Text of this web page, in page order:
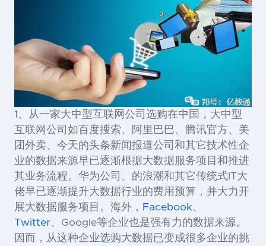
1 、从一家大中型互联网公司选购在中国，大中型
互联网公司如百度搜索、阿里巴巴、腾讯官方、美
团外卖、今天的头条新闻报道公司和其它技术性企
业的数据来源早已逐渐根据大数据服务项目和推进
其业务流程。华为公司、的浪潮和其它传统式 IT大
佬早已逐渐提升大数据行业的费用预算，并大力开
展大数据服务项目。 海外， Facebook、
Twitter、Google等企业也是强有力的数据来源。
因而，从这种企业选购大数据已变成很多企业的挑